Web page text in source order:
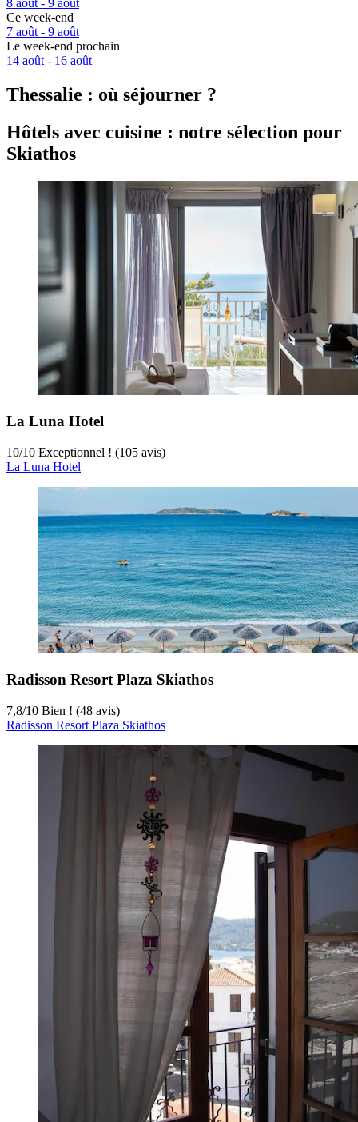
8 août - 9 août
Ce week-end
7 août - 9 août
Le week-end prochain
14 août - 16 août
Thessalie : où séjourner ?
Hôtels avec cuisine : notre sélection pour
Skiathos
La Luna Hotel
10/10 Exceptionnel ! (105 avis)
La Luna Hotel
Radisson Resort Plaza Skiathos
7,8/10 Bien ! (48 avis)
Radisson Resort Plaza Skiathos